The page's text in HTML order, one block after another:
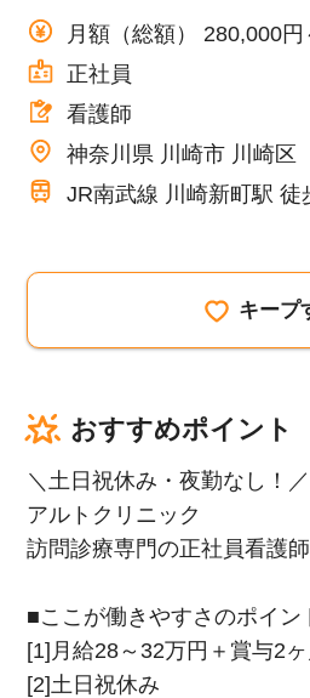
月額（総額） 280,000
正社員
看護師
神奈川県 川崎市 川崎区
JR南武線 川崎新町駅 徒
キープ
おすすめポイント
＼土日祝休み・夜勤なし！／
アルトクリニック
訪問診療専門の正社員看護
■ここが働きやすさのポイン
[1]月給28～32万円＋賞与2
[2]土日祝休み